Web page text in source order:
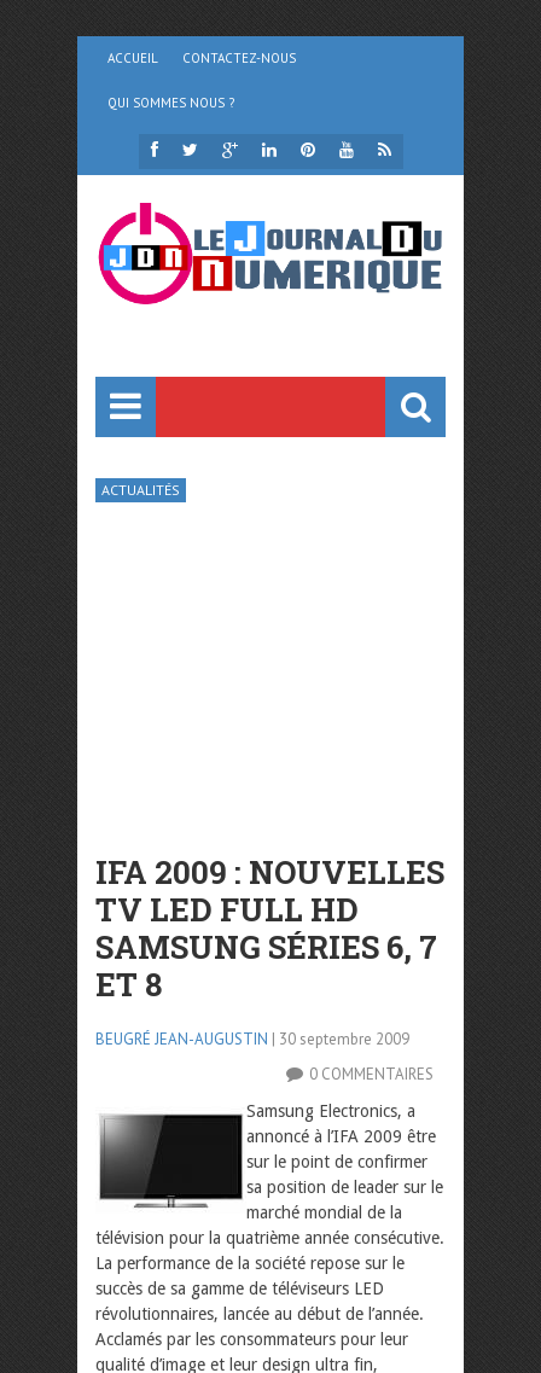
ACCUEIL CONTACTEZ-NOUS
QUI SOMMES NOUS ?
ACTUALITÉS
IFA 2009 : NOUVELLES
TV LED FULL HD
SAMSUNG SÉRIES 6, 7
ET 8
BEUGRÉ JEAN-AUGUSTIN | 30 septembre 2009
0 COMMENTAIRES
Samsung Electronics, a
annoncé à l’IFA 2009 être
sur le point de confirmer
sa position de leader sur le
marché mondial de la
télévision pour la quatrième année consécutive.
La performance de la société repose sur le
succès de sa gamme de téléviseurs LED
révolutionnaires, lancée au début de l’année.
Acclamés par les consommateurs pour leur
qualité d’image et leur design ultra fin,